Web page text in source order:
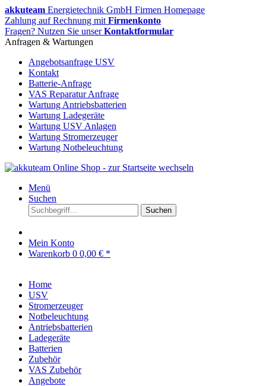
akkuteam Energietechnik GmbH Firmen Homepage
Zahlung auf Rechnung mit Firmenkonto
Fragen? Nutzen Sie unserKontaktformular
Anfragen & Wartungen
Angebotsanfrage USV
Kontakt
Batterie-Anfrage
VAS Reparatur Anfrage
Wartung Antriebsbatterien
Wartung Ladegeräte
Wartung USV Anlagen
Wartung Stromerzeuger
Wartung Notbeleuchtung
Menü
Suchen
Suchen
Mein Konto
Warenkorb 0 0,00 € *
Home
USV
Stromerzeuger
Notbeleuchtung
Antriebsbatterien
Ladegeräte
Batterien
Zubehör
VAS Zubehör
Angebote